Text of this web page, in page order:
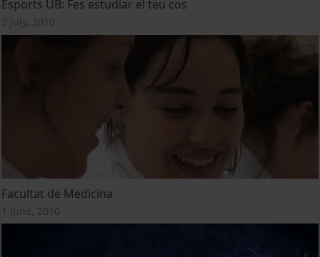
Esports UB: Fes estudiar el teu cos
2 July, 2010
Facultat de Medicina
1 June, 2010